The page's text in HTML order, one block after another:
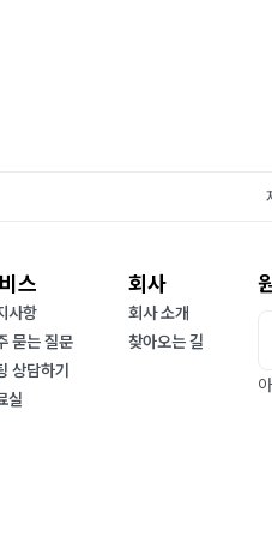
스
사항
묻는 질문
상담하기
실
회사
회사 소개
찾아오는 길